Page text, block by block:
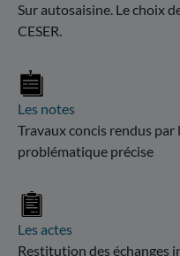
Sur autosaisine. Le choix
CESER.
Les notes
Travaux concis rendus par
problématique précise
Les actes
Restitution des échanges